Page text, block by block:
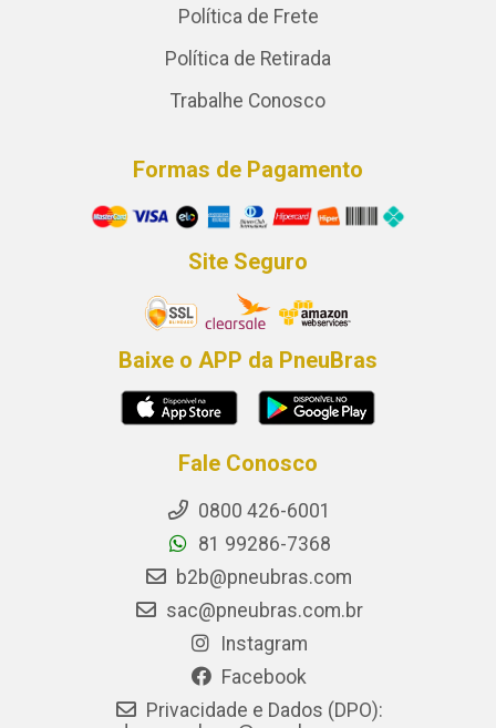
Política de Frete
Política de Retirada
Trabalhe Conosco
Formas de Pagamento
Site Seguro
Baixe o APP da PneuBras
Fale Conosco
0800 426-6001
81 99286-7368
b2b@pneubras.com
sac@pneubras.com.br
Instagram
Facebook
Privacidade e Dados (DPO):